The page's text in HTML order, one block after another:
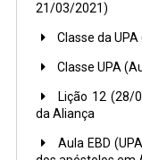
21/03/2021)
Classe da
Classe UPA
Lição 12 (28/
da Aliança
Aula EBD